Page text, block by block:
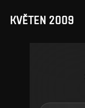
KVĚTEN 2009